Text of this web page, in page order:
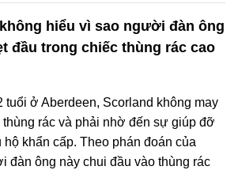
hiểu vì sao người đàn ông
đầu trong chiếc thùng rác cao
tuổi ở Aberdeen, Scorland không may
thùng rác và phải nhờ đến sự giúp đỡ
khẩn cấp. Theo phán đoán của
đàn ông này chui đầu vào thùng rác